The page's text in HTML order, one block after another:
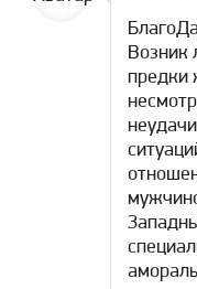
Возник
предки